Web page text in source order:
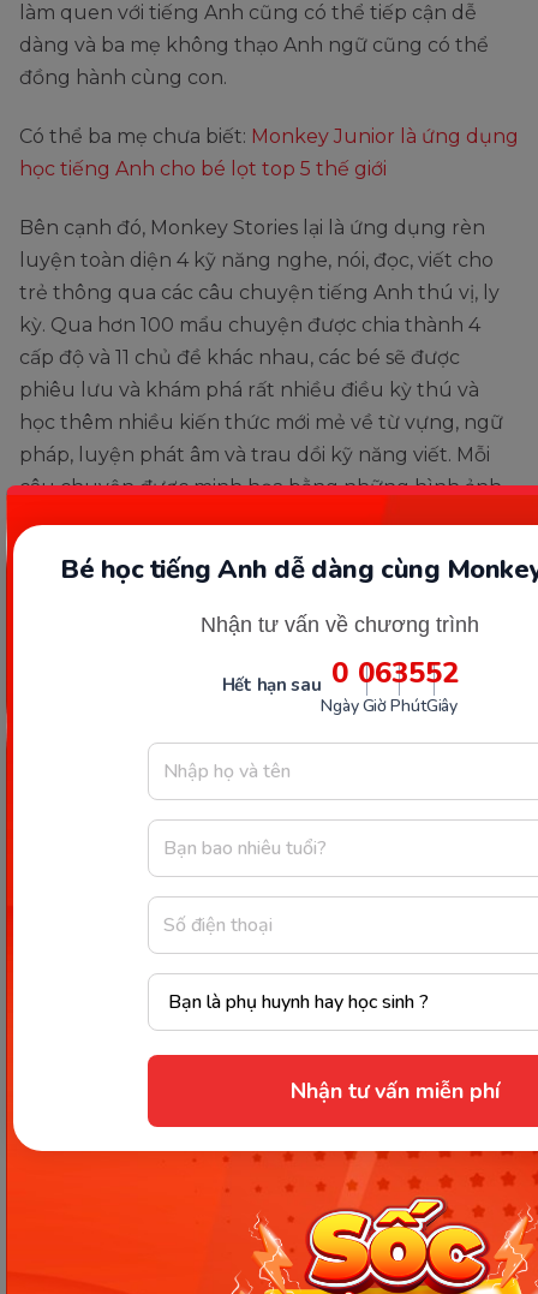
Bé học tiếng Anh dễ dàng cùng
Nhận tư vấn về chương trình
Hết hạn sau 0
Ngày
06
Giờ
35
Phút
51
Giây
Nhận tư vấn miễn phí
làm quen với tiếng Anh cũng có thể tiếp cận dễ
dàng và ba mẹ không thạo Anh ngữ cũng có thể
đồng hành cùng con.
Có thể ba mẹ chưa biết: Monkey Junior là ứng dụng
học tiếng Anh cho bé lọt top 5 thế giới
Bên cạnh đó, Monkey Stories lại là ứng dụng rèn
luyện toàn diện 4 kỹ năng nghe, nói, đọc, viết cho
trẻ thông qua các câu chuyện tiếng Anh thú vị, ly
kỳ. Qua hơn 100 mẩu chuyện được chia thành 4
cấp độ và 11 chủ đề khác nhau, các bé sẽ được
phiêu lưu và khám phá rất nhiều điều kỳ thú và
học thêm nhiều kiến thức mới mẻ về từ vựng, ngữ
pháp, luyện phát âm và trau dồi kỹ năng viết. Mỗi
câu chuyện được minh họa bằng những hình ảnh
ngộ nghĩnh, dễ thương, đầy màu sắc hòa cùng với
âm thanh của những bài nhạc thiếu nhi tiếng Anh
thu hút sự chú ý của các bạn nhỏ.
Monkey Stories cũng được thiết kế lộ trình rất chi
tiết, rõ ràng theo từng kỹ năng. Với phần Monkey
Phonics gồm các luật phát âm dựa trên phương
pháp Phonics giúp trẻ có thể phân tích và phát âm
chính xác từ vựng cho dù đó là một từ mới hoàn
Phần nghe của ứng dụng cung cấp gần 300 sách
nói thuộc nhiều thể loại thơ sẽ là môi trường "tắm"
tiếng Anh hiệu quả, chuẩn Anh - Mỹ cho bé. Đặc
Stories cũng hướng tới phương châm học mà chơi,
giúp các con ghi nhớ kiến thức dễ dàng và lâu hơn.
Cuối mỗi truyện sẽ có phần trò chơi tương tác
mang tính giáo dục cao vừa nhằm ôn luyện nội
dung bài học trước đó đồng thời các bé cũng có
thể giải trí và thư giãn, nâng cao hứng thú học tập.
Học tiếng Anh không phải là chuyện nhất thời và
cũng không mang lại hiệu quả tức thì, nhất là đối
với trẻ nhỏ. Quá trình rèn luyện tiếng Anh cho bé